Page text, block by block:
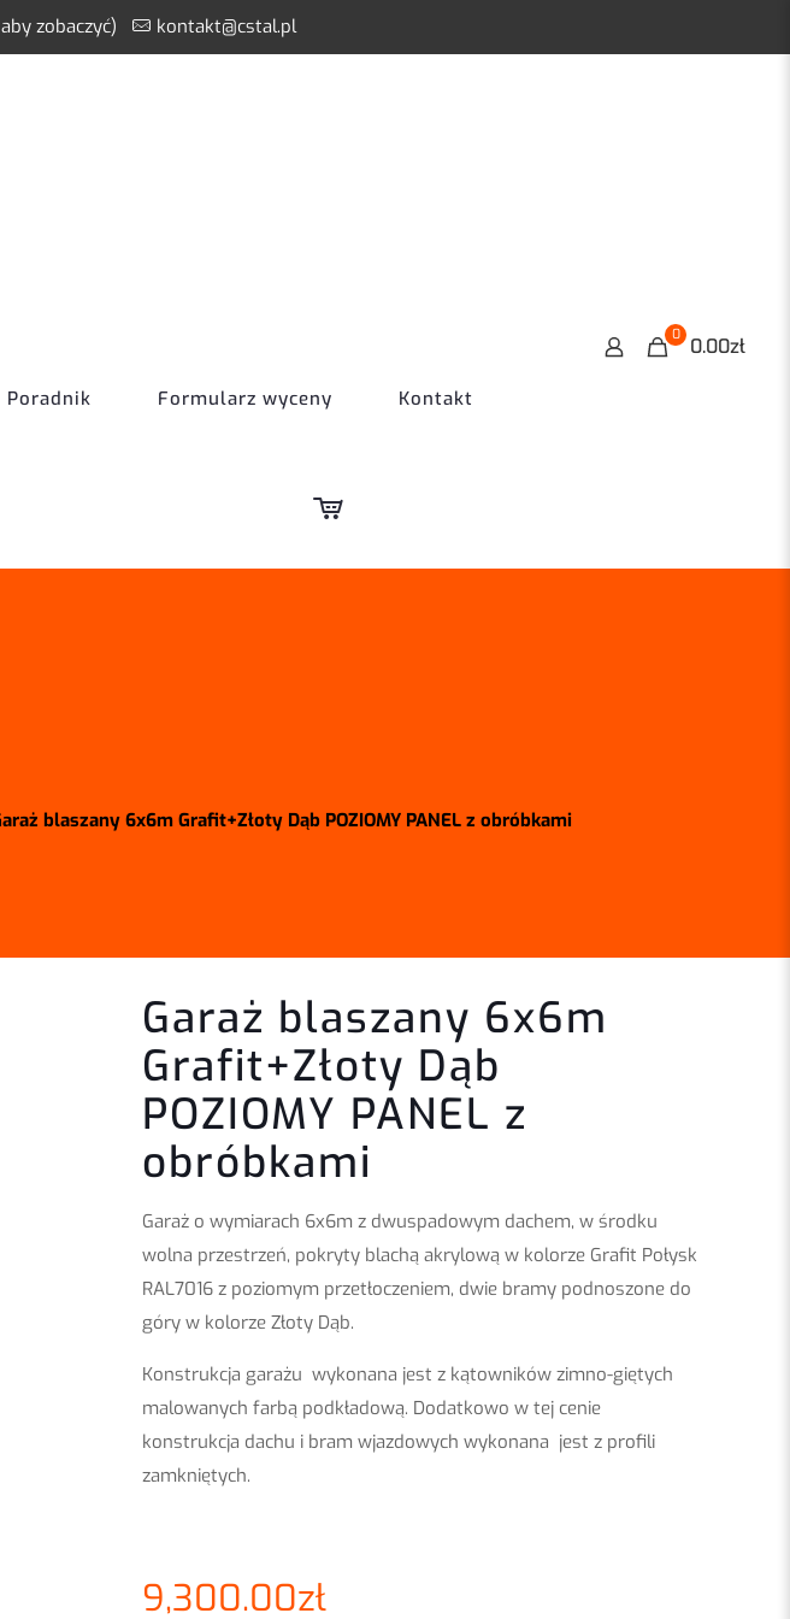
zobaczyć) kontakt@cstal.pl
Poradnik Formularz wyceny Kontakt
0 0.00zł
blaszany 6x6m Grafit+Złoty Dąb POZIOMY PANEL z obróbkami
Garaż blaszany 6x6m
Grafit+Złoty Dąb
POZIOMY PANEL z
obróbkami
Garaż o wymiarach 6x6m z dwuspadowym dachem, w środku
wolna przestrzeń, pokryty blachą akrylową w kolorze Grafit Połysk
RAL7016 z poziomym przetłoczeniem, dwie bramy podnoszone do
góry w kolorze Złoty Dąb.
Konstrukcja garażu wykonana jest z kątowników zimno-giętych
malowanych farbą podkładową. Dodatkowo w tej cenie
konstrukcja dachu i bram wjazdowych wykonana jest z profili
zamkniętych.
9,300.00zł